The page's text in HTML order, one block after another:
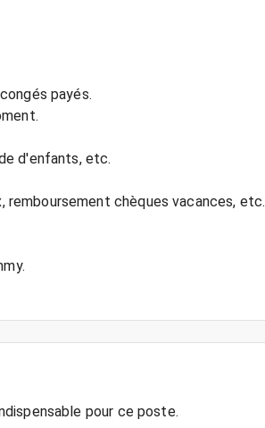
payés.
d'enfants, etc.
remboursement chèques vacances, etc.
pour ce poste.